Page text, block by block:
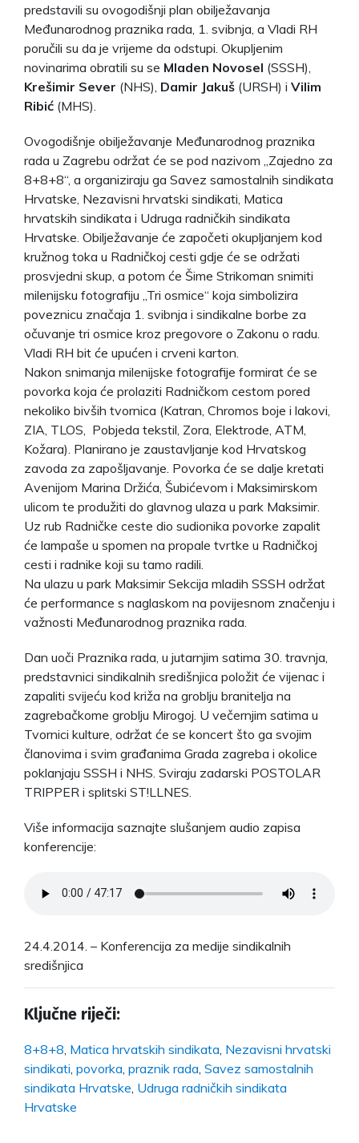
predstavili su ovogodišnji plan obilježavanja
Međunarodnog praznika rada, 1. svibnja, a Vladi RH
poručili su da je vrijeme da odstupi. Okupljenim
novinarima obratili su se Mladen Novosel (SSSH),
Krešimir Sever (NHS), Damir Jakuš (URSH) i Vilim
Ribić (MHS).
Ovogodišnje obilježavanje Međunarodnog praznika
rada u Zagrebu održat će se pod nazivom „Zajedno za
8+8+8“, a organiziraju ga Savez samostalnih sindikata
Hrvatske, Nezavisni hrvatski sindikati, Matica
hrvatskih sindikata i Udruga radničkih sindikata
Hrvatske. Obilježavanje će započeti okupljanjem kod
kružnog toka u Radničkoj cesti gdje će se održati
prosvjedni skup, a potom će Šime Strikoman snimiti
milenijsku fotografiju „Tri osmice“ koja simbolizira
poveznicu značaja 1. svibnja i sindikalne borbe za
očuvanje tri osmice kroz pregovore o Zakonu o radu.
Vladi RH bit će upućen i crveni karton.
Nakon snimanja milenijske fotografije formirat će se
povorka koja će prolaziti Radničkom cestom pored
nekoliko bivših tvornica (Katran, Chromos boje i lakovi,
ZIA, TLOS, Pobjeda tekstil, Zora, Elektrode, ATM,
Kožara). Planirano je zaustavljanje kod Hrvatskog
zavoda za zapošljavanje. Povorka će se dalje kretati
Avenijom Marina Držića, Šubićevom i Maksimirskom
ulicom te produžiti do glavnog ulaza u park Maksimir.
Uz rub Radničke ceste dio sudionika povorke zapalit
će lampaše u spomen na propale tvrtke u Radničkoj
cesti i radnike koji su tamo radili.
Na ulazu u park Maksimir Sekcija mladih SSSH održat
će performance s naglaskom na povijesnom značenju i
važnosti Međunarodnog praznika rada.
Dan uoči Praznika rada, u jutarnjim satima 30. travnja,
predstavnici sindikalnih središnjica položit će vijenac i
zapaliti svijeću kod križa na groblju branitelja na
zagrebačkome groblju Mirogoj. U večernjim satima u
Tvornici kulture, održat će se koncert što ga svojim
članovima i svim građanima Grada zagreba i okolice
poklanjaju SSSH i NHS. Sviraju zadarski POSTOLAR
TRIPPER i splitski ST!LLNES.
Više informacija saznajte slušanjem audio zapisa
konferencije:
24.4.2014. – Konferencija za medije sindikalnih
središnjica
Ključne riječi:
8+8+8 Matica hrvatskih sindikata Nezavisni hrvatski
sindikati povorka praznik rada Savez samostalnih
sindikata Hrvatske Udruga radničkih sindikata
Hrvatske